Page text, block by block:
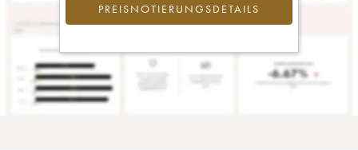
PREISNOTIERUNGSDETAILS